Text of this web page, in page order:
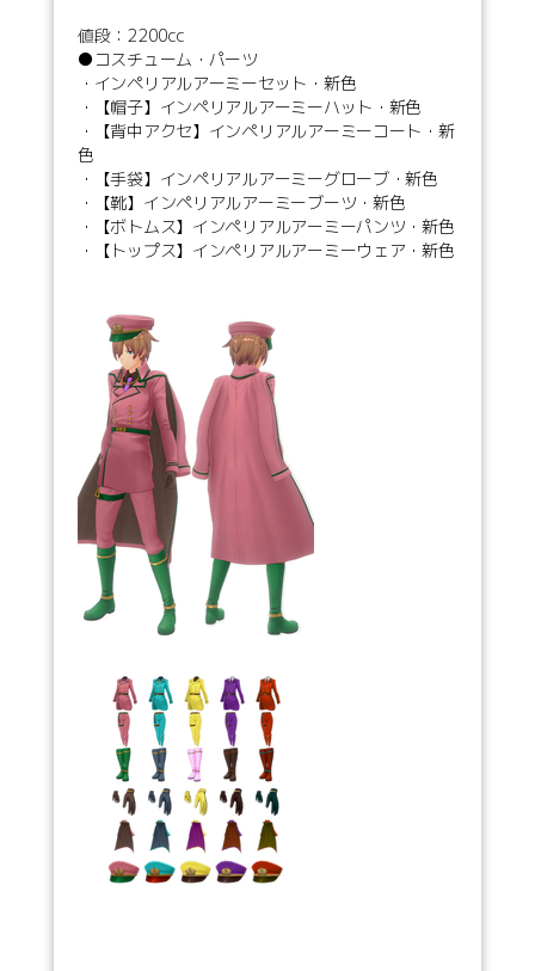
値段：2200cc
●コスチューム・パーツ
・インペリアルアーミーセット・新色
・【帽子】インペリアルアーミーハット・新色
・【背中アクセ】インペリアルアーミーコート・新
色
・【手袋】インペリアルアーミーグローブ・新色
・【靴】インペリアルアーミーブーツ・新色
・【ボトムス】インペリアルアーミーパンツ・新色
・【トップス】インペリアルアーミーウェア・新色